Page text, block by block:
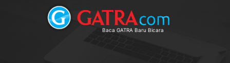
Baca GATRA Baru Bicara